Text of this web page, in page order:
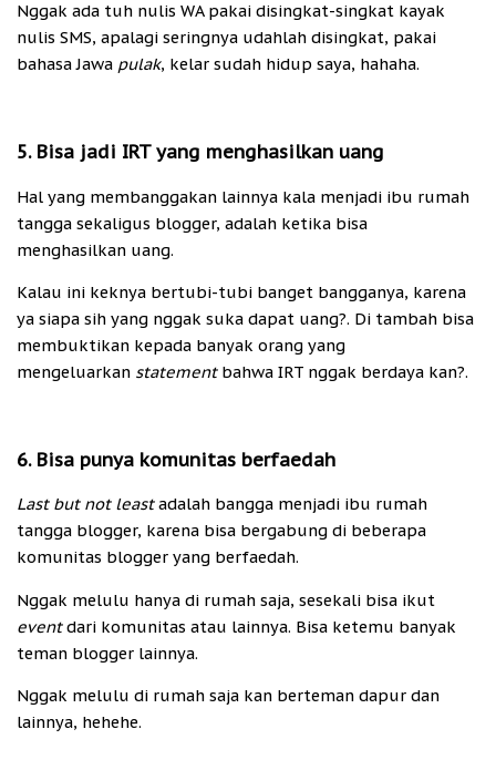
Nggak ada tuh nulis WA pakai disingkat-singkat kayak
nulis SMS, apalagi seringnya udahlah disingkat, pakai
bahasa Jawa pulak, kelar sudah hidup saya, hahaha.
5. Bisa jadi IRT yang menghasilkan uang
Hal yang membanggakan lainnya kala menjadi ibu rumah
tangga sekaligus blogger, adalah ketika bisa
menghasilkan uang.
Kalau ini keknya bertubi-tubi banget bangganya, karena
ya siapa sih yang nggak suka dapat uang?. Di tambah bisa
membuktikan kepada banyak orang yang
mengeluarkan statement bahwa IRT nggak berdaya kan?.
6. Bisa punya komunitas berfaedah
Last but not leastadalah bangga menjadi ibu rumah
tangga blogger, karena bisa bergabung di beberapa
komunitas blogger yang berfaedah.
Nggak melulu hanya di rumah saja, sesekali bisa ikut
eventdari komunitas atau lainnya. Bisa ketemu banyak
teman blogger lainnya.
Nggak melulu di rumah saja kan berteman dapur dan
lainnya, hehehe.